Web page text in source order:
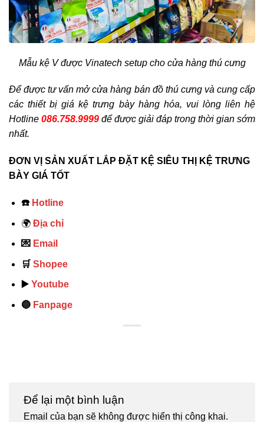
Mẫu kệ V được Vinatech setup cho cửa hàng thú cưng
Để được tư vấn mở cửa hàng bán đồ thú cưng và cung cấp
các thiết bị giá kệ trưng bày hàng hóa, vui lòng liên hệ
Hotline 086.758.9999 để được giải đáp trong thời gian sớm
nhất.
ĐƠN VỊ SẢN XUẤT LẮP ĐẶT KỆ SIÊU THỊ KỆ TRƯNG
BÀY GIÁ TỐT
☎️ Hotline
🌍 Địa chỉ
💌 Email
🛒 Shopee
▶️ Youtube
🔵 Fanpage
Để lại một bình luận
Email của bạn sẽ không được hiển thị công khai.